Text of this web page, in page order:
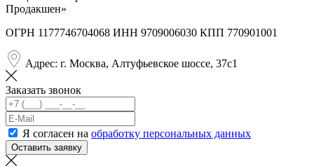
Продакшен»
ОГРН 1177746704068 ИНН 9709006030 КПП 770901001
Адрес: г. Москва, Алтуфьевское шоссе, 37с1
Заказать звонок
Я согласен на обработку персональных данных
Оставить заявку